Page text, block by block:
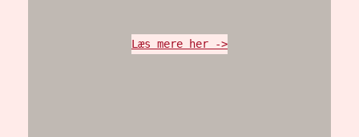
Læs mere her ->